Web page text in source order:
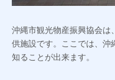
沖縄市観光物産振興協会は
供施設です。ここでは、沖
知ることが出来ます。